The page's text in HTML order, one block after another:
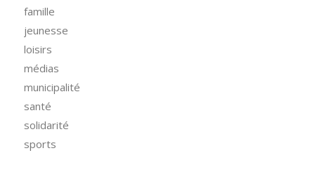
famille
jeunesse
loisirs
médias
municipalité
santé
solidarité
sports